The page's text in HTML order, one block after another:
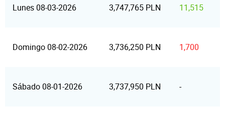
Lunes 08-03-2026 3,747,765 PLN 11,515
Domingo 08-02-2026 3,736,250 PLN 1,700
Sábado 08-01-2026 3,737,950 PLN -